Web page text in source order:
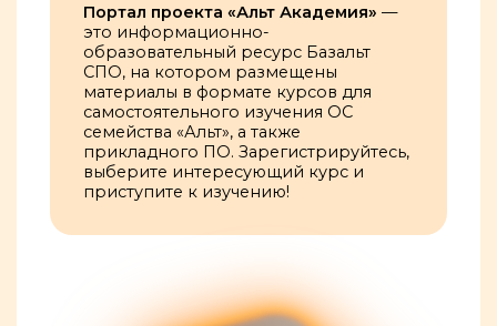
Портал проекта «Альт Академия» —
это информационно-
образовательный ресурс Базальт
СПО, на котором размещены
материалы в формате курсов для
самостоятельного изучения ОС
семейства «Альт», а также
прикладного ПО. Зарегистрируйтесь,
выберите интересующий курс и
приступите к изучению!